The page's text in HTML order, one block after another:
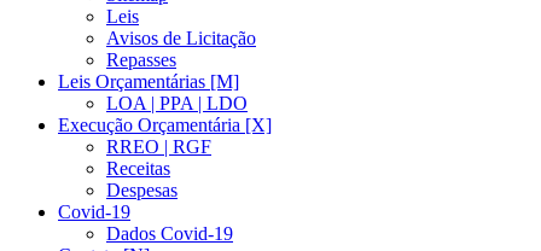
Leis
Avisos de Licitação
Repasses
Leis Orçamentárias [M]
LOA | PPA | LDO
Execução Orçamentária [X]
RREO | RGF
Receitas
Despesas
Covid-19
Dados Covid-19